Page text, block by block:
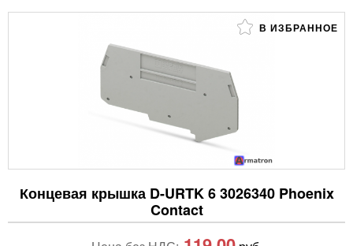
В ИЗБРАННОЕ
Концевая крышка D-URTK 6 3026340 Phoenix
Contact